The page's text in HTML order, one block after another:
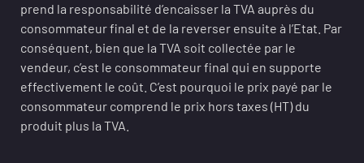
prend la responsabilité d’encaisser la TVA auprès du
consommateur final et de la reverser ensuite à l’Etat. Par
conséquent, bien que la TVA soit collectée par le
vendeur, c’est le consommateur final qui en supporte
effectivement le coût. C’est pourquoi le prix payé par le
consommateur comprend le prix hors taxes (HT) du
produit plus la TVA.